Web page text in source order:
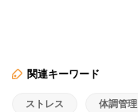
関連キーワード
ストレス 体調管理